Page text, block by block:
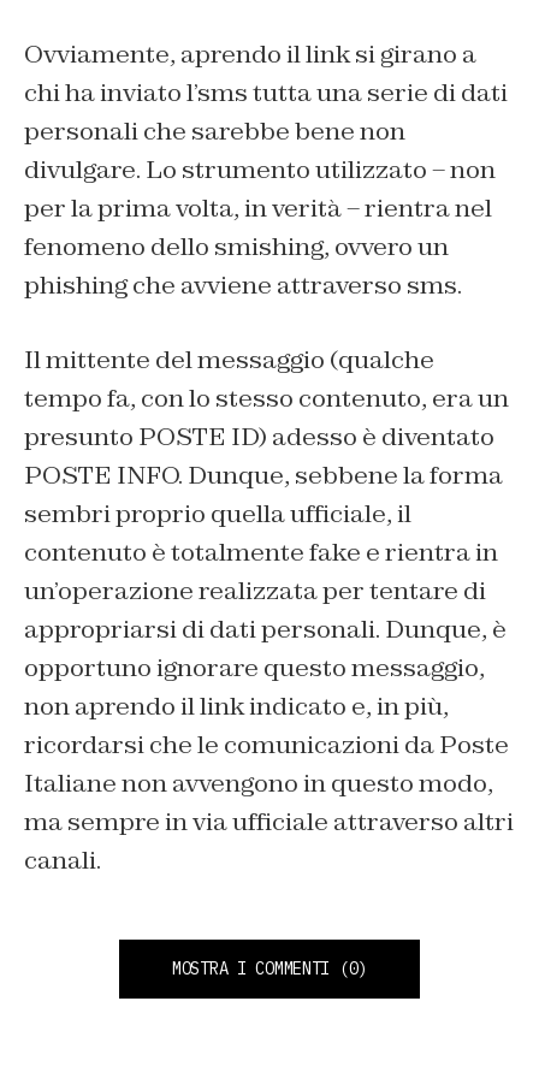
Ovviamente, aprendo il link si girano a
chi ha inviato l’sms tutta una serie di dati
personali che sarebbe bene non
divulgare. Lo strumento utilizzato – non
per la prima volta, in verità – rientra nel
fenomeno dello smishing, ovvero un
phishing che avviene attraverso sms.
Il mittente del messaggio (qualche
tempo fa, con lo stesso contenuto, era un
presunto POSTE ID) adesso è diventato
POSTE INFO. Dunque, sebbene la forma
sembri proprio quella ufficiale, il
contenuto è totalmente fake e rientra in
un’operazione realizzata per tentare di
appropriarsi di dati personali. Dunque, è
opportuno ignorare questo messaggio,
non aprendo il link indicato e, in più,
ricordarsi che le comunicazioni da Poste
Italiane non avvengono in questo modo,
ma sempre in via ufficiale attraverso altri
canali.
MOSTRA I COMMENTI (0)